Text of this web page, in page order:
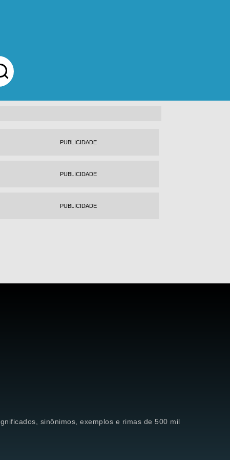
PUBLICIDADE
PUBLICIDADE
PUBLICIDADE
sinônimos, exemplos e rimas de 500 mil